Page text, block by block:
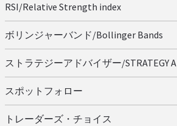
RSI/Relative Strength index
ボリンジャーバンド/Bollinger Bands
ストラテジーアドバイザー/STRATEGY
スポットフォロー
トレーダーズ・チョイス